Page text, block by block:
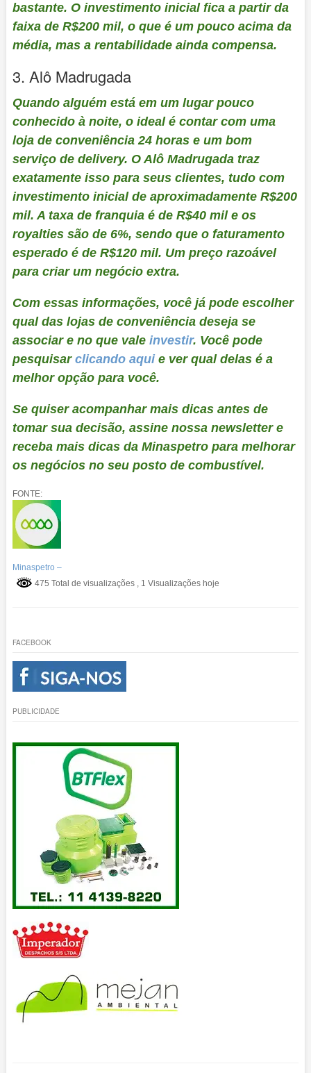
bastante. O investimento inicial fica a partir da
faixa de R$200 mil, o que é um pouco acima da
média, mas a rentabilidade ainda compensa.
3. Alô Madrugada
Quando alguém está em um lugar pouco
conhecido à noite, o ideal é contar com uma
loja de conveniência 24 horas e um bom
serviço de delivery. O Alô Madrugada traz
exatamente isso para seus clientes, tudo com
investimento inicial de aproximadamente R$200
mil. A taxa de franquia é de R$40 mil e os
royalties são de 6%, sendo que o faturamento
esperado é de R$120 mil. Um preço razoável
para criar um negócio extra.
Com essas informações, você já pode escolher
qual das lojas de conveniência deseja se
associar e no que vale investir. Você pode
pesquisar clicando aquie ver qual delas é a
melhor opção para você.
Se quiser acompanhar mais dicas antes de
tomar sua decisão, assine nossa newsletter e
receba mais dicas da Minaspetro para melhorar
os negócios no seu posto de combustível.
FONTE:
Minaspetro –
475 Total de visualizações , 1 Visualizações hoje
FACEBOOK
PUBLICIDADE